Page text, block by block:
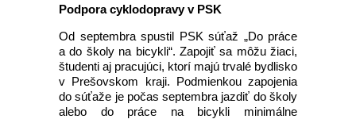
Podpora cyklodopravy v PSK
Od septembra spustil PSK súťaž „Do práce
a do školy na bicykli“. Zapojiť sa môžu žiaci,
študenti aj pracujúci, ktorí majú trvalé bydlisko
v Prešovskom kraji. Podmienkou zapojenia
do súťaže je počas septembra jazdiť do školy
alebo do práce na bicykli minimálne